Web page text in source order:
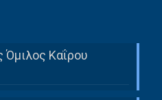
Όμιλος Καΐρου